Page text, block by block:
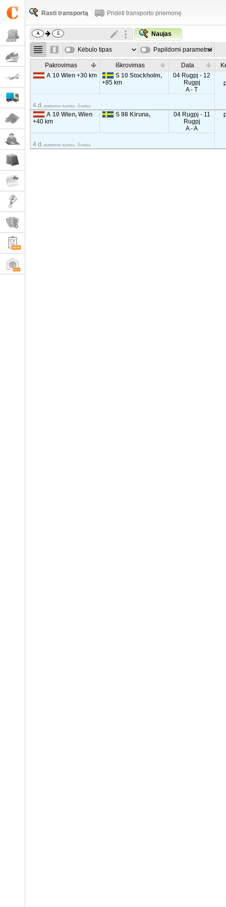
Rasti transportą Pridėti transporto priemonę
Naujas
Kėbulo tipas Papildomi parametrai
Pakrovimas Iškrovimas Data
A 10 Wien+30 km
S 10 Stockholm,
+85 km
04 Rugpj - 12
Rugpj
A - T
4 d. platformos Austrija - Švedija
A 10 Wien, Wien
+40 km
S 98 Kiruna,
04 Rugpj - 11
Rugpj
A - A
4 d. platformos Austrija - Švedija